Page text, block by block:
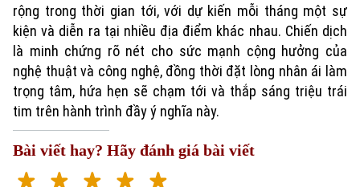
rộng trong thời gian tới, với dự kiến mỗi tháng một sự
kiện và diễn ra tại nhiều địa điểm khác nhau. Chiến dịch
là minh chứng rõ nét cho sức mạnh cộng hưởng của
nghệ thuật và công nghệ, đồng thời đặt lòng nhân ái làm
trọng tâm, hứa hẹn sẽ chạm tới và thắp sáng triệu trái
tim trên hành trình đầy ý nghĩa này.
Bài viết hay? Hãy đánh giá bài viết